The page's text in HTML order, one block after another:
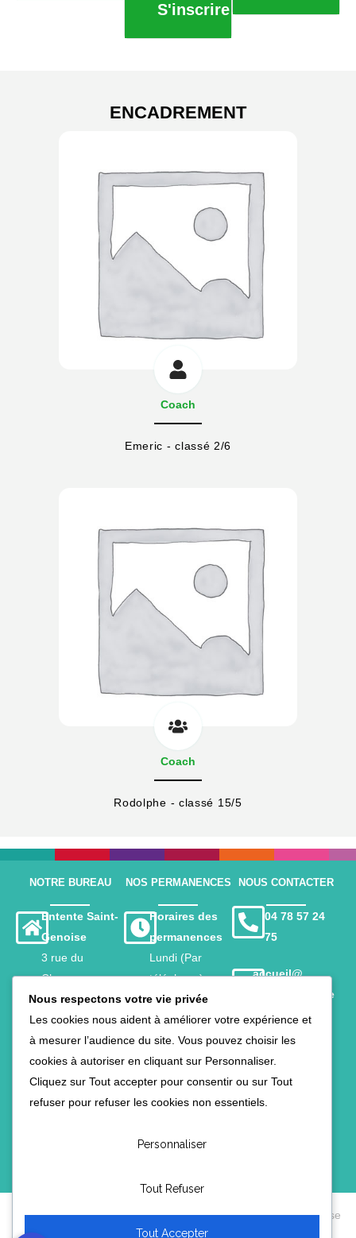
S'inscrire
ENCADREMENT
Coach
Emeric - classé 2/6
Coach
Rodolphe - classé 15/5
NOTRE BUREAU
Entente Saint-
Genoise
3 rue du
Charavay
69290 Saint-
Genis-les-
Ollières
Fermé pendant
les
NOS PERMANENCES
Horaires des
permanences
Lundi (Par
téléphone)
9h – 12h
9h – 12h /
13h30 – 16h30
NOUS CONTACTER
04 78 57 24
75
accueil@
ententesaintge
noise.com
Mentions Légales
Politique de confidentialité
©2026 – Entente Saint-Genoise
Nous respectons votre vie privée
Les cookies nous aident à améliorer votre expérience et
à mesurer l’audience du site. Vous pouvez choisir les
cookies à autoriser en cliquant sur Personnaliser.
Cliquez sur Tout accepter pour consentir ou sur Tout
refuser pour refuser les cookies non essentiels.
Personnaliser
Tout Refuser
Tout Accepter